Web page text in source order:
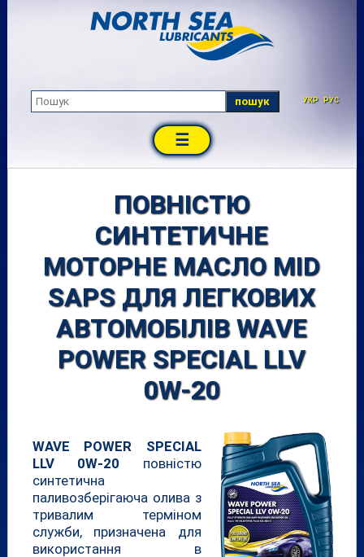
пошук УКР РУС
☰
ПОВНІСТЮ
СИНТЕТИЧНЕ
МОТОРНЕ МАСЛО MID
SAPS ДЛЯ ЛЕГКОВИХ
АВТОМОБІЛІВ WAVE
POWER SPECIAL LLV
0W-20
WAVE POWER SPECIAL
LLV 0W-20 повністю
синтетична
паливозберігаюча олива з
тривалим терміном
служби, призначена для
використання в